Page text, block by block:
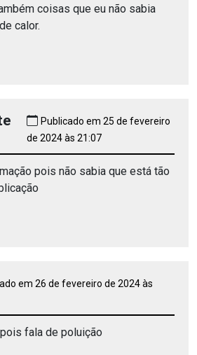
coisas que eu não sabia
calor.
Publicado em 25 de fevereiro
de 2024 às 21:07
pois não sabia que está tão
em 26 de fevereiro de 2024 às
fala de poluição